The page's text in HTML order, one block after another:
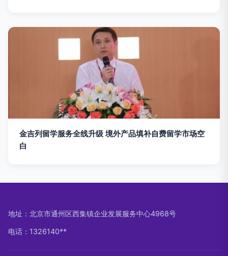
金吉列留学服务全线升级 境外产品填补自费留学市场空
白
地址：北京市通州区西集镇企业发展服务中心4968号
电话：1326140**